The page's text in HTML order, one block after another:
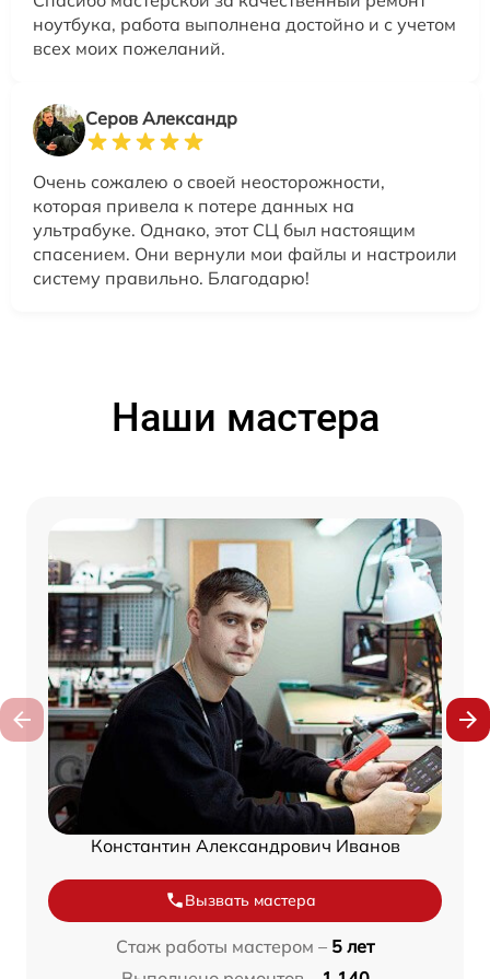
ноутбука, работа выполнена достойно и с учетом
всех моих пожеланий.
Серов Александр
Очень сожалею о своей неосторожности,
которая привела к потере данных на
ультрабуке. Однако, этот СЦ был настоящим
спасением. Они вернули мои файлы и настроили
систему правильно. Благодарю!
Наши мастера
Константин Александрович Иванов
Вызвать мастера
Стаж работы мастером – 5 лет